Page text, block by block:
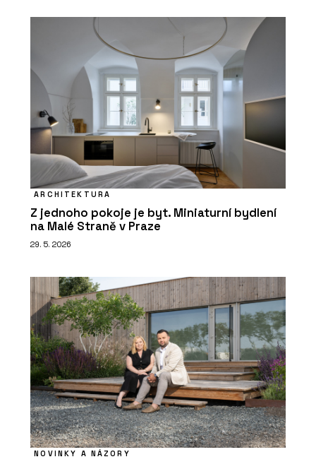
ARCHITEKTURA
Z jednoho pokoje je byt. Miniaturní bydlení
na Malé Straně v Praze
29. 5. 2026
NOVINKY A NÁZORY